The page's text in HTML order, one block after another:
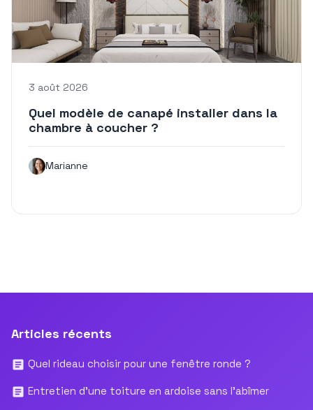
3 août 2026
Quel modèle de canapé installer dans la
chambre à coucher ?
Marianne
Articles récents
Quel rideau choisir pour une fenêtre ronde ?
Entretien d’une toiture en ardoise sans l’abîmer